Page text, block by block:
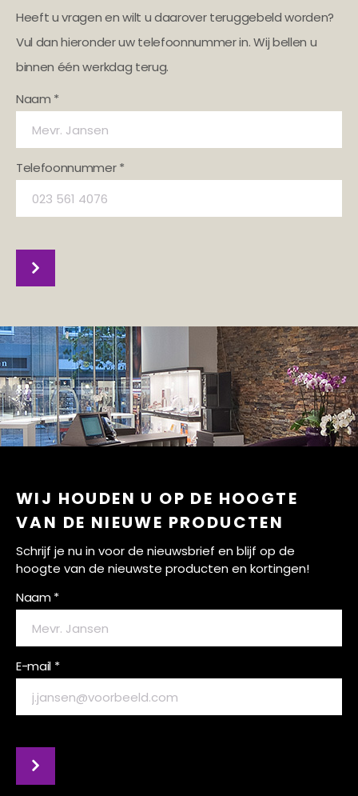
Heeft u vragen en wilt u daarover teruggebeld worden?
Vul dan hieronder uw telefoonnummer in. Wij bellen u
binnen één werkdag terug.
Naam *
Telefoonnummer *
WIJ HOUDEN U OP DE HOOGTE
VAN DE NIEUWE PRODUCTEN
Schrijf je nu in voor de nieuwsbrief en blijf op de
hoogte van de nieuwste producten en kortingen!
Naam *
E-mail *